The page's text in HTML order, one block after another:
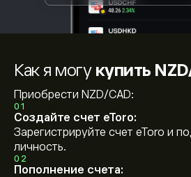
Как я могу купить
Приобрести NZD/CAD:
01
Создайте счет eToro:
Зарегистрируйте счет eToro и
личность.
02
Пополнение счета: